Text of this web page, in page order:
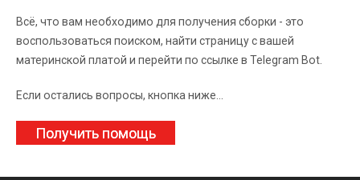
Всё, что вам необходимо для получения сборки - это
воспользоваться поиском, найти страницу с вашей
материнской платой и перейти по ссылке в Telegram Bot.
Если остались вопросы, кнопка ниже...
Получить помощь